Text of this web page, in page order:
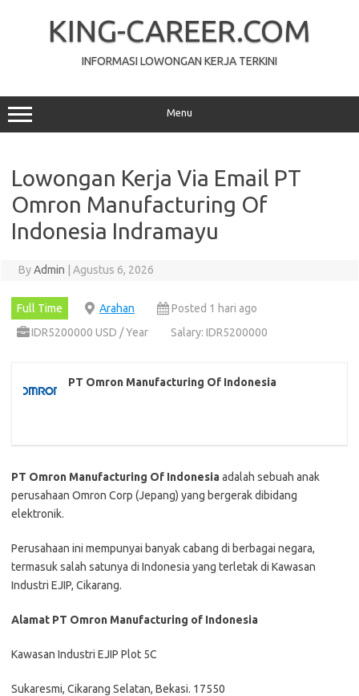
KING-CAREER.COM
INFORMASI LOWONGAN KERJA TERKINI
Menu
Lowongan Kerja Via Email PT
Omron Manufacturing Of
Indonesia Indramayu
ByAdmin Agustus 6, 2026
Full Time Arahan
Posted 1 hari ago
IDR5200000 USD / Year
Salary: IDR5200000
PT Omron Manufacturing Of Indonesia
PT Omron Manufacturing Of Indonesiaadalah sebuah anak
perusahaan Omron Corp (Jepang) yang bergerak dibidang
elektronik.
Perusahaan ini mempunyai banyak cabang di berbagai negara,
termasuk salah satunya di Indonesia yang terletak di Kawasan
Industri EJIP, Cikarang.
Alamat PT Omron Manufacturing of Indonesia
Kawasan Industri EJIP Plot 5C
Sukaresmi, Cikarang Selatan, Bekasi. 17550